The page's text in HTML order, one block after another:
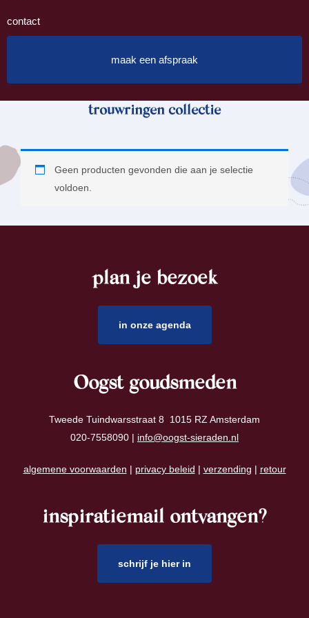
contact
maak een afspraak
trouwringen collectie
Geen producten gevonden die aan je selectie
voldoen.
plan je bezoek
in onze agenda
Oogst goudsmeden
Tweede Tuindwarsstraat 8 1015 RZ Amsterdam
020-7558090 | info@oogst-sieraden.nl
algemene voorwaarden | privacy beleid | verzending | retour
inspiratiemail ontvangen?
schrijf je hier in